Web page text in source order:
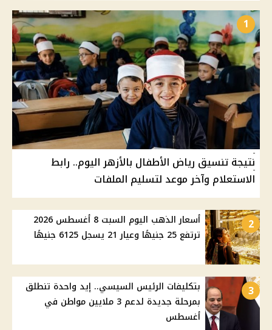
1
نتيجة تنسيق رياض الأطفال بالأزهر اليوم.. رابط
الاستعلام وآخر موعد لتسليم الملفات
2
أسعار الذهب اليوم السبت 8 أغسطس 2026
ترتفع 25 جنيهًا وعيار 21 يسجل 6125 جنيهًا
3
بتكليفات الرئيس السيسي.. إيد واحدة تنطلق
بمرحلة جديدة لدعم 3 ملايين مواطن في
أغسطس